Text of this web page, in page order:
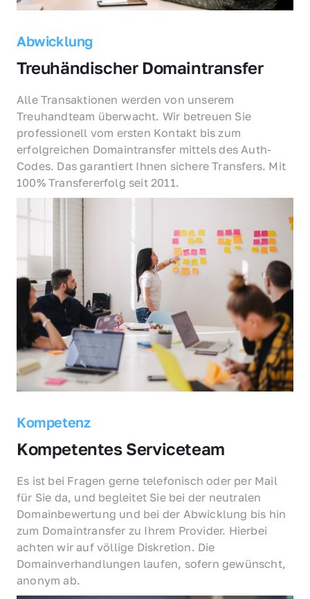
Abwicklung
Treuhändischer Domaintransfer
Alle Transaktionen werden von unserem
Treuhandteam überwacht. Wir betreuen Sie
professionell vom ersten Kontakt bis zum
erfolgreichen Domaintransfer mittels des Auth-
Codes. Das garantiert Ihnen sichere Transfers. Mit
100% Transfererfolg seit 2011.
Kompetenz
Kompetentes Serviceteam
Es ist bei Fragen gerne telefonisch oder per Mail
für Sie da, und begleitet Sie bei der neutralen
Domainbewertung und bei der Abwicklung bis hin
zum Domaintransfer zu Ihrem Provider. Hierbei
achten wir auf völlige Diskretion. Die
Domainverhandlungen laufen, sofern gewünscht,
anonym ab.